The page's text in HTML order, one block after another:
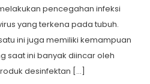
pencegahan infeksi
yang terkena pada tubuh.
ini juga memiliki kemampuan
saat ini banyak diincar oleh
desinfektan […]